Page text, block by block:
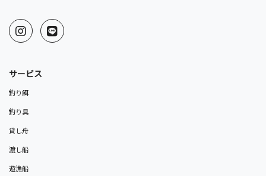
サービス
釣り餌
釣り具
貸し舟
渡し船
遊漁船